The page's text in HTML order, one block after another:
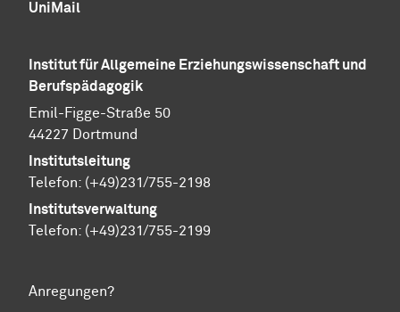
UniMail
Institut für Allgemeine Erziehungswissenschaft und
Berufspädagogik
Emil-Figge-Straße 50
44227 Dortmund
Institutsleitung
Telefon: (+49)231/755-2198
Institutsverwaltung
Telefon: (+49)231/755-2199
Anregungen?